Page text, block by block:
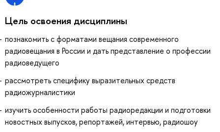
Цель освоения дисциплины
познакомить с форматами вещания современного
радиовещания в России и дать представление о профессии
радиоведущего
рассмотреть специфику выразительных средств
радиожурналистики
изучить особенности работы радиоредакции и подготовки
новостных выпусков, репортажей, интервью, радиошоу